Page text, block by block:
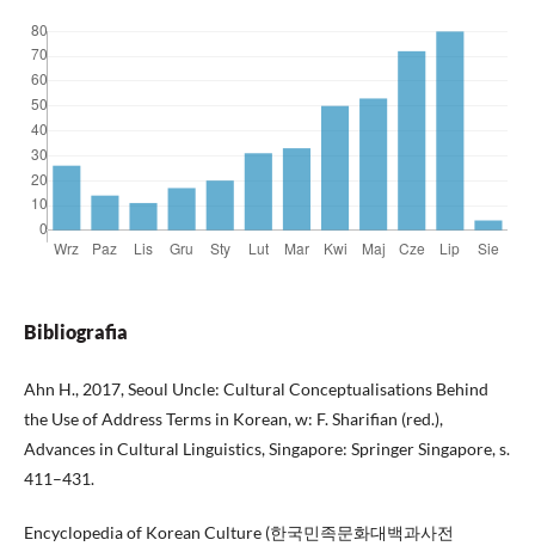
Bibliografia
Ahn H., 2017, Seoul Uncle: Cultural Conceptualisations Behind
the Use of Address Terms in Korean, w: F. Sharifian (red.),
Advances in Cultural Linguistics, Singapore: Springer Singapore, s.
411–431.
Encyclopedia of Korean Culture (한국민족문화대백과사전